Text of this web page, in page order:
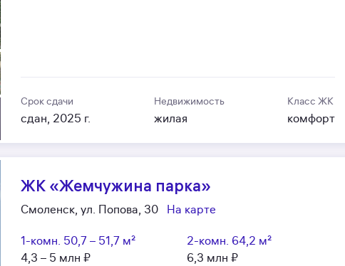
Срок сдачи
сдан, 2025 г.
Недвижимость
жилая
Класс ЖК
комфорт
ЖК «Жемчужина парка»
Смоленск, ул. Попова, 30 На карте
1-комн. 50,7 – 51,7 м²
4,3 – 5 млн ₽
2-комн. 64,2 м²
6,3 млн ₽